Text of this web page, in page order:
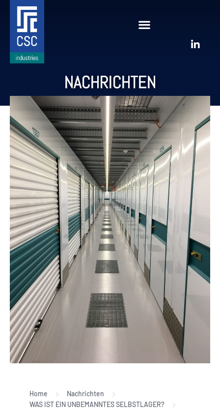
NACHRICHTEN
Home
Nachrichten
WAS IST EIN UNBEMANNTES SELBSTLAGER?